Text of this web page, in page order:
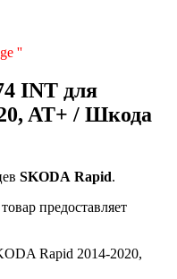
''
INT для
AT+ / Шкода
SKODA Rapid.
предоставляет
Rapid 2014-2020,